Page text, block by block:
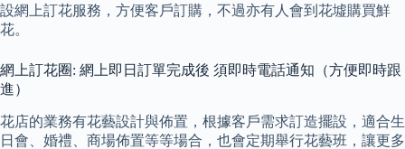
設網上訂花服務，方便客戶訂購，不過亦有人會到花墟購買鮮
花。
網上訂花圈: 網上即日訂單完成後 須即時電話通知（方便即時跟
進）
花店的業務有花藝設計與佈置，根據客戶需求訂造擺設，適合生
日會、婚禮、商場佈置等等場合，也會定期舉行花藝班，讓更多